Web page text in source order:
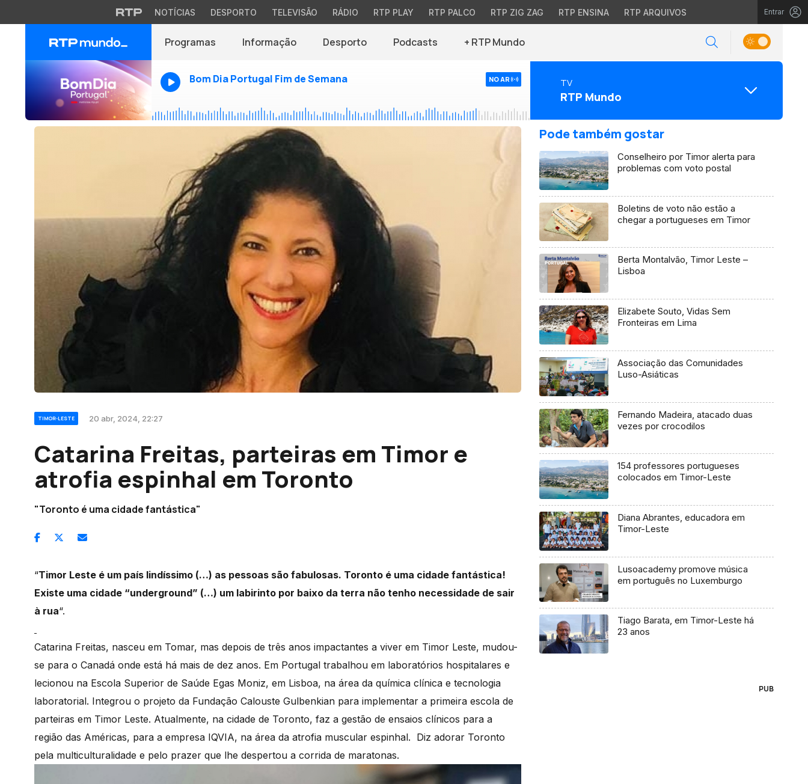
NOTÍCIAS DESPORTO TELEVISÃO RÁDIO RTP PLAY RTP PALCO RTP ZIG ZAG RTP ENSINA RTP ARQUIVOS Entrar
Programas Informação Desporto Podcasts + RTP Mundo
Bom Dia Portugal Fim de Semana NO AR TV
RTP Mundo
TIMOR-LESTE 20 abr, 2024, 22:27
Catarina Freitas, parteiras em Timor e
atrofia espinhal em Toronto
"Toronto é uma cidade fantástica"
“Timor Leste é um país lindíssimo (…) as pessoas são fabulosas. Toronto é uma cidade fantástica!
Existe uma cidade “underground” (…) um labirinto por baixo da terra não tenho necessidade de sair
à rua“.
Catarina Freitas, nasceu em Tomar, mas depois de três anos impactantes a viver em Timor Leste, mudou-
se para o Canadá onde está há mais de dez anos. Em Portugal trabalhou em laboratórios hospitalares e
lecionou na Escola Superior de Saúde Egas Moniz, em Lisboa, na área da química clínica e tecnologia
laboratorial. Integrou o projeto da Fundação Calouste Gulbenkian para implementar a primeira escola de
parteiras em Timor Leste. Atualmente, na cidade de Toronto, faz a gestão de ensaios clínicos para a
região das Américas, para a empresa IQVIA, na área da atrofia muscular espinhal. Diz adorar Toronto
pela multiculturalidade e pelo prazer que lhe despertou a corrida de maratonas.
Pode também gostar
Conselheiro por Timor alerta para
problemas com voto postal
Boletins de voto não estão a
chegar a portugueses em Timor
Berta Montalvão, Timor Leste –
Lisboa
Elizabete Souto, Vidas Sem
Fronteiras em Lima
Associação das Comunidades
Luso-Asiáticas
Fernando Madeira, atacado duas
vezes por crocodilos
154 professores portugueses
colocados em Timor-Leste
Diana Abrantes, educadora em
Timor-Leste
Lusoacademy promove música
em português no Luxemburgo
Tiago Barata, em Timor-Leste há
23 anos
PUB